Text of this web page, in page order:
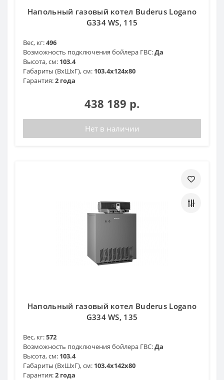
Напольный газовый котел Buderus Logano
G334 WS, 115
Вес, кг:496
Возможность подключения бойлера ГВС:Да
Высота, см: 103.4
Габариты (ВхШхГ), см: 103.4х124х80
Гарантия:2 года
438 189 р.
Нет в наличии
Напольный газовый котел Buderus Logano
G334 WS, 135
Вес, кг:572
Возможность подключения бойлера ГВС:Да
Высота, см: 103.4
Габариты (ВхШхГ), см: 103.4х142х80
Гарантия:2 года